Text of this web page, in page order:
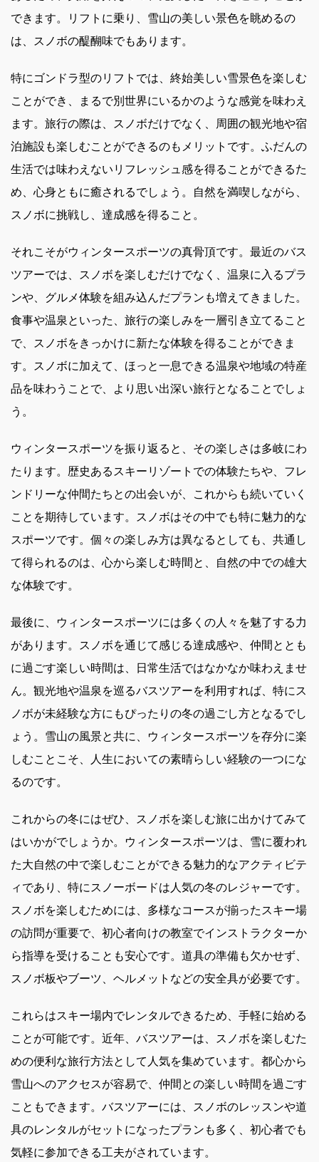
できます。リフトに乗り、雪山の美しい景色を眺めるの
は、スノボの醍醐味でもあります。
特にゴンドラ型のリフトでは、終始美しい雪景色を楽しむ
ことができ、まるで別世界にいるかのような感覚を味わえ
ます。旅行の際は、スノボだけでなく、周囲の観光地や宿
泊施設も楽しむことができるのもメリットです。ふだんの
生活では味わえないリフレッシュ感を得ることができるた
め、心身ともに癒されるでしょう。自然を満喫しながら、
スノボに挑戦し、達成感を得ること。
それこそがウィンタースポーツの真骨頂です。最近のバス
ツアーでは、スノボを楽しむだけでなく、温泉に入るプラ
ンや、グルメ体験を組み込んだプランも増えてきました。
食事や温泉といった、旅行の楽しみを一層引き立てること
で、スノボをきっかけに新たな体験を得ることができま
す。スノボに加えて、ほっと一息できる温泉や地域の特産
品を味わうことで、より思い出深い旅行となることでしょ
う。
ウィンタースポーツを振り返ると、その楽しさは多岐にわ
たります。歴史あるスキーリゾートでの体験たちや、フレ
ンドリーな仲間たちとの出会いが、これからも続いていく
ことを期待しています。スノボはその中でも特に魅力的な
スポーツです。個々の楽しみ方は異なるとしても、共通し
て得られるのは、心から楽しむ時間と、自然の中での雄大
な体験です。
最後に、ウィンタースポーツには多くの人々を魅了する力
があります。スノボを通じて感じる達成感や、仲間ととも
に過ごす楽しい時間は、日常生活ではなかなか味わえませ
ん。観光地や温泉を巡るバスツアーを利用すれば、特にス
ノボが未経験な方にもぴったりの冬の過ごし方となるでし
ょう。雪山の風景と共に、ウィンタースポーツを存分に楽
しむことこそ、人生においての素晴らしい経験の一つにな
るのです。
これからの冬にはぜひ、スノボを楽しむ旅に出かけてみて
はいかがでしょうか。ウィンタースポーツは、雪に覆われ
た大自然の中で楽しむことができる魅力的なアクティビテ
ィであり、特にスノーボードは人気の冬のレジャーです。
スノボを楽しむためには、多様なコースが揃ったスキー場
の訪問が重要で、初心者向けの教室でインストラクターか
ら指導を受けることも安心です。道具の準備も欠かせず、
スノボ板やブーツ、ヘルメットなどの安全具が必要です。
これらはスキー場内でレンタルできるため、手軽に始める
ことが可能です。近年、バスツアーは、スノボを楽しむた
めの便利な旅行方法として人気を集めています。都心から
雪山へのアクセスが容易で、仲間との楽しい時間を過ごす
こともできます。バスツアーには、スノボのレッスンや道
具のレンタルがセットになったプランも多く、初心者でも
気軽に参加できる工夫がされています。